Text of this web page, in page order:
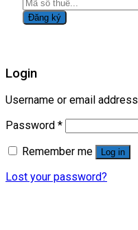
Login
Username or email address
Password *
Remember me
Log in
Lost your password?